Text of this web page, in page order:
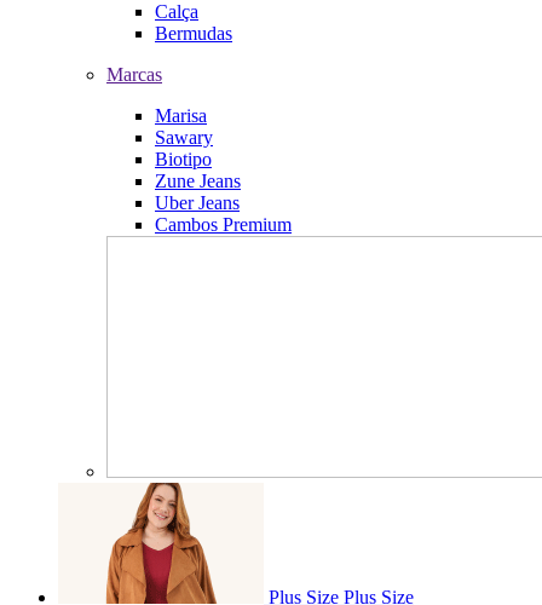
Calça
Bermudas
Marcas
Marisa
Sawary
Biotipo
Zune Jeans
Uber Jeans
Cambos Premium
Plus Size Plus Size